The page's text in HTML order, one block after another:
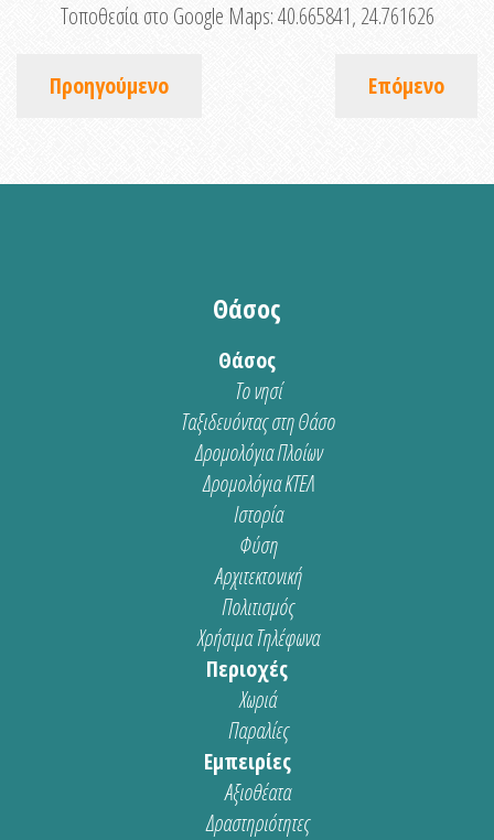
Τοποθεσία στο Google Maps:40.665841, 24.761626
Προηγούμενο Επόμενο
Θάσος
Θάσος
Το νησί
Ταξιδευόντας στη Θάσο
Δρομολόγια Πλοίων
Δρομολόγια ΚΤΕΛ
Ιστορία
Φύση
Αρχιτεκτονική
Πολιτισμός
Χρήσιμα Τηλέφωνα
Περιοχές
Χωριά
Παραλίες
Εμπειρίες
Αξιοθέατα
Δραστηριότητες